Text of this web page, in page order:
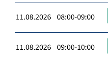
11.08.2026 08:00-09:00
11.08.2026 09:00-10:00